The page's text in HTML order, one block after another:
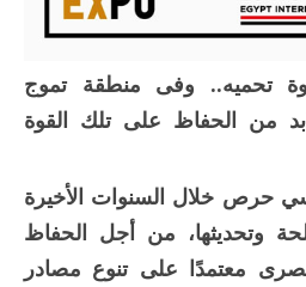
تحميه.. وفى منطقة تموج
من الحفاظ على تلك القوة
حرص خلال السنوات الأخيرة
وتحديثها، من أجل الحفاظ
معتمدًا على تنوع مصادر